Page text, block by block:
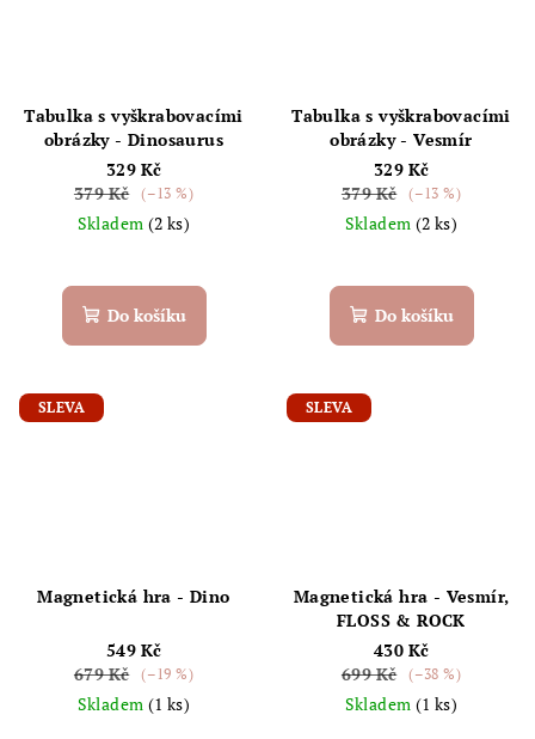
Tabulka s vyškrabovacími
obrázky - Dinosaurus
329 Kč
379 Kč
(–13 %)
Skladem (2 ks)
Do košíku
Tabulka s vyškrabovacími
obrázky - Vesmír
329 Kč
379 Kč
(–13 %)
Skladem (2 ks)
Do košíku
SLEVA
Magnetická hra - Dino
549 Kč
679 Kč
(–19 %)
Skladem (1 ks)
SLEVA
Magnetická hra - Vesmír,
FLOSS & ROCK
430 Kč
699 Kč
(–38 %)
Skladem (1 ks)